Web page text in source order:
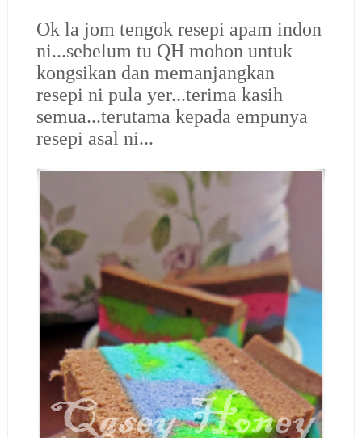
Ok la jom tengok resepi apam indon
ni...sebelum tu QH mohon untuk
kongsikan dan memanjangkan
resepi ni pula yer...terima kasih
semua...terutama kepada empunya
resepi asal ni...